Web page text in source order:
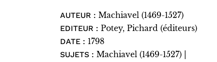
AUTEUR : Machiavel (1469-1527)
EDITEUR : Potey, Pichard (éditeurs)
DATE : 1798
SUJETS : Machiavel (1469-1527) |